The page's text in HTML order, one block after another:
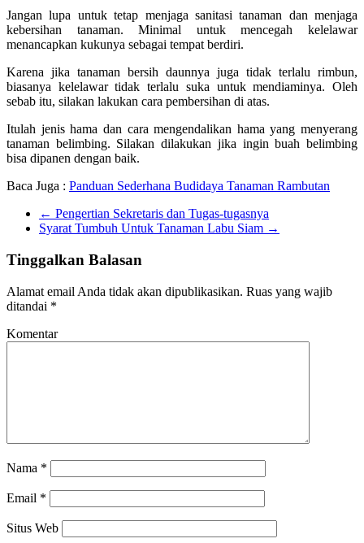
Jangan lupa untuk tetap menjaga sanitasi tanaman dan menjaga
kebersihan tanaman. Minimal untuk mencegah kelelawar
menancapkan kukunya sebagai tempat berdiri.
Karena jika tanaman bersih daunnya juga tidak terlalu rimbun,
biasanya kelelawar tidak terlalu suka untuk mendiaminya. Oleh
sebab itu, silakan lakukan cara pembersihan di atas.
Itulah jenis hama dan cara mengendalikan hama yang menyerang
tanaman belimbing. Silakan dilakukan jika ingin buah belimbing
bisa dipanen dengan baik.
Baca Juga : Panduan Sederhana Budidaya Tanaman Rambutan
← Pengertian Sekretaris dan Tugas-tugasnya
Syarat Tumbuh Untuk Tanaman Labu Siam →
Tinggalkan Balasan
Alamat email Anda tidak akan dipublikasikan. Ruas yang wajib
ditandai *
Komentar
Nama *
Email *
Situs Web